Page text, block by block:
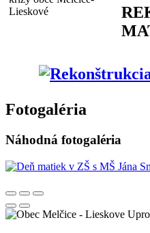
Fotogaléria
Náhodná fotogaléria